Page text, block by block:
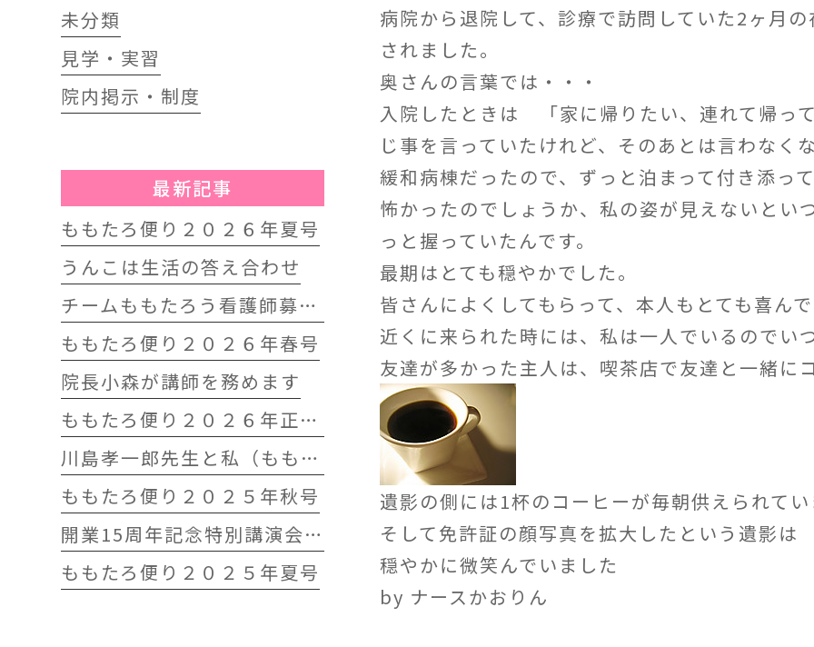
病院から退院して、診療で訪問していた2ヶ月
されました。
奥さんの言葉では・・・
入院したときは 「家に帰りたい、連れて帰っ
じ事を言っていたけれど、そのあとは言わなく
緩和病棟だったので、ずっと泊まって付き添っ
怖かったのでしょうか、私の姿が見えないとい
っと握っていたんです。
最期はとても穏やかでした。
皆さんによくしてもらって、本人もとても喜ん
近くに来られた時には、私は一人でいるのでい
友達が多かった主人は、喫茶店で友達と一緒に
遺影の側には1杯のコーヒーが毎朝供えられて
そして免許証の顔写真を拡大したという遺影は
穏やかに微笑んでいました
by ナースかおりん
未分類
見学・実習
院内掲示・制度
最新記事
ももたろ便り２０２６年夏号
うんこは生活の答え合わせ
チームももたろう看護師募集中
ももたろ便り２０２６年春号
院長小森が講師を務めます
ももたろ便り２０２６年正月号
川島孝一郎先生と私（ももたろう往診クリニック開院15周年記念特別講演会）
ももたろ便り２０２５年秋号
開業15周年記念特別講演会 開催します
ももたろ便り２０２５年夏号